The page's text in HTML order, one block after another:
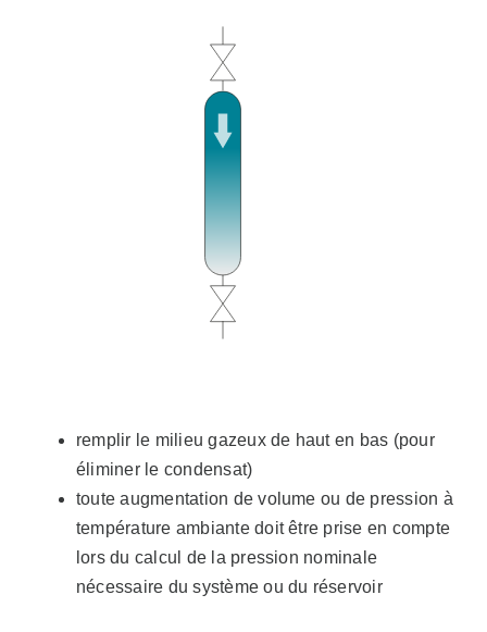
remplir le milieu gazeux de haut en bas (pour
éliminer le condensat)
toute augmentation de volume ou de pression à
température ambiante doit être prise en compte
lors du calcul de la pression nominale
nécessaire du système ou du réservoir